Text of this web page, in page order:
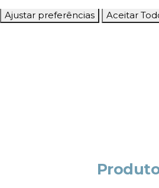
Ajustar preferências Aceitar